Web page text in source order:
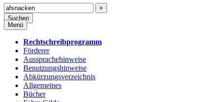
×
Suchen
Menü
Rechtschreibprogramm
Förderer
Aussprachehinweise
Benutzungshinweise
Abkürzungsverzeichnis
Allgemeines
Bücher